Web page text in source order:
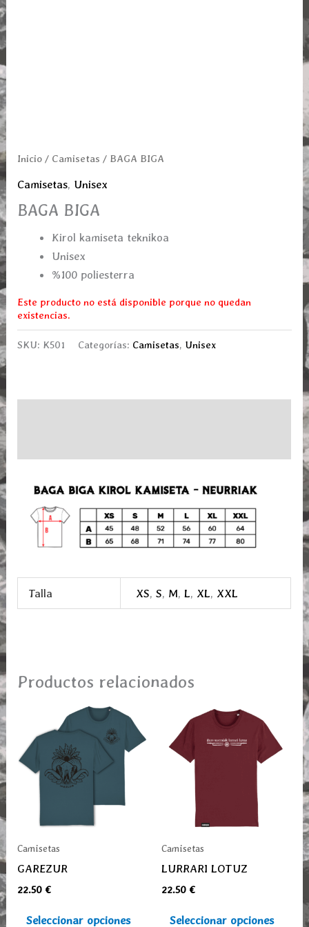
Inicio / Camisetas / BAGA BIGA
Camisetas, Unisex
BAGA BIGA
Kirol kamiseta teknikoa
Unisex
%100 poliesterra
Este producto no está disponible porque no quedan
existencias.
SKU: K501 Categorías: Camisetas, Unisex
Talla XS,S, M,L, XL, XXL
Productos relacionados
Camisetas
GAREZUR
22.50 €
Seleccionar opciones
producto
tiene
Camisetas
LURRARI LOTUZ
22.50 €
Seleccionar opciones
tiene